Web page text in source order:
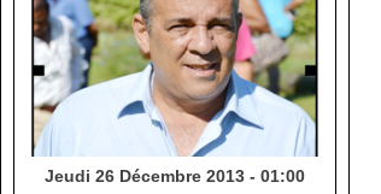
Jeudi 26 Décembre 2013 - 01:00